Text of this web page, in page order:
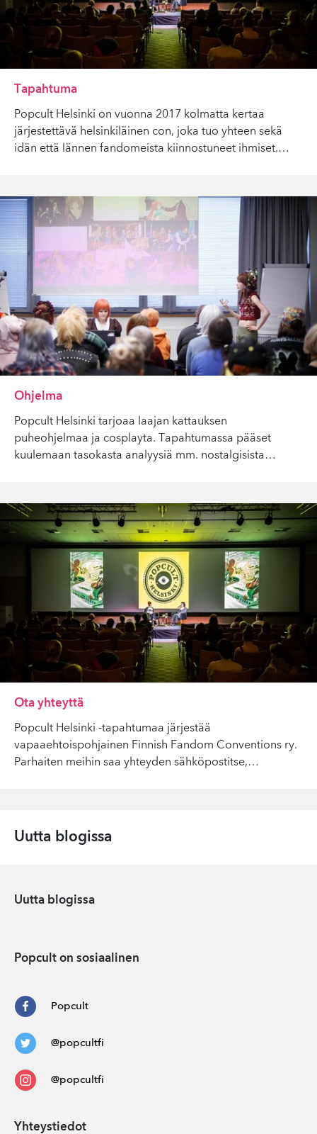
Tapahtuma
Popcult Helsinki on vuonna 2017 kolmatta kertaa
järjestettävä helsinkiläinen con, joka tuo yhteen sekä
idän että lännen fandomeista kiinnostuneet ihmiset.…
Ohjelma
Popcult Helsinki tarjoaa laajan kattauksen
puheohjelmaa ja cosplayta. Tapahtumassa pääset
kuulemaan tasokasta analyysiä mm. nostalgisista…
Ota yhteyttä
Popcult Helsinki -tapahtumaa järjestää
vapaaehtoispohjainen Finnish Fandom Conventions ry.
Parhaiten meihin saa yhteyden sähköpostitse,…
Uutta blogissa
Uutta blogissa
Popcult on sosiaalinen
Popcult
@popcultfi
@popcultfi
Yhteystiedot